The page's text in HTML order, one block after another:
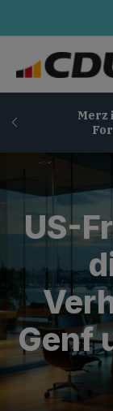
Merz
US-
Genf